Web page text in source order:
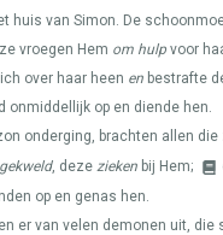
huis van Simon. De
vroegen Hem om hulp voor
over haar heen en bestrafte
onmiddellijk op en diende hen.
onderging, brachten allen die
gekweld, deze zieken bij Hem;
op en genas hen.
er van velen demonen uit, die